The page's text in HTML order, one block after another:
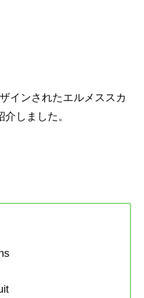
インされたエルメススカ
しました。